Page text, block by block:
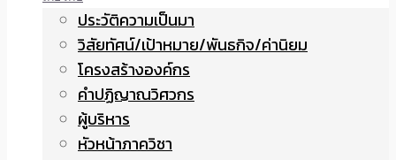
ประวัติความเป็นมา
วิสัยทัศน์/เป้าหมาย/พันธกิจ/ค่านิยม
โครงสร้างองค์กร
คำปฏิญาณวิศวกร
ผู้บริหาร
หัวหน้าภาควิชา